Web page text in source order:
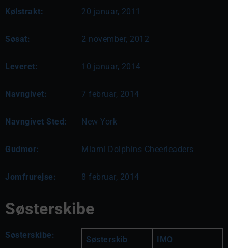
Kølstrakt: 20 januar, 2011
Søsat: 2 november, 2012
Leveret: 10 januar, 2014
Navngivet: 7 februar, 2014
Navngivet Sted: New York
Gudmor: Miami Dolphins Cheerleaders
Jomfrurejse: 8 februar, 2014
Søsterskibe
Søsterskibe: Søsterskib IMO